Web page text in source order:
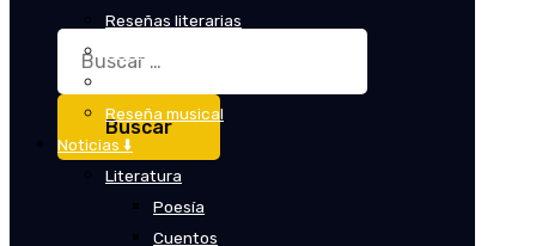
Buscar:
Reseñas literarias
Reseña musical
Noticias ⬇️
Literatura
Poesía
Cuentos